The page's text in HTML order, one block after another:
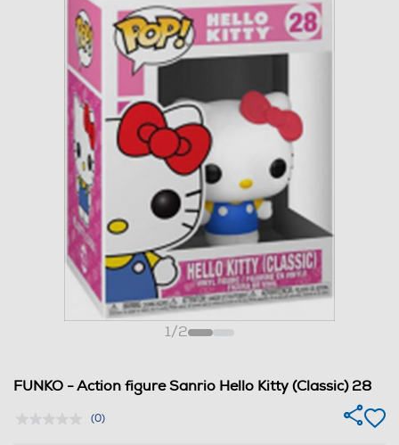
1/2
FUNKO - Action figure Sanrio Hello Kitty (Classic) 28
(0)